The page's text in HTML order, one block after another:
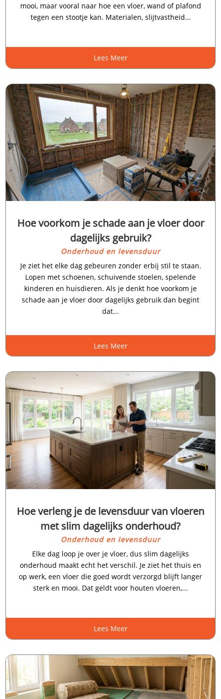
mooi, maar vooral naar hoe een vloer, wand of plafond
tegen een stootje kan.​ Materialen, slijtvastheid...
Lees Meer
Hoe voorkom je schade aan je vloer door
dagelijks gebruik?
Onderhoud en levensduur
Je ziet het elke dag gebeuren zonder erbij stil te staan.​
Lopen met schoenen, schuivende stoelen, spelende
kinderen en huisdieren.​ Als je denkt hoe voorkom je
schade aan je vloer door dagelijks gebruik dan begint
dat...
Lees Meer
Hoe verleng je de levensduur van vloeren
met slim dagelijks onderhoud?
Onderhoud en levensduur
Elke dag loop je over je vloer, dus slim dagelijks
onderhoud maakt echt het verschil.​ Je ziet het thuis en
op werk, een vloer die goed wordt verzorgd blijft langer
sterk en mooi.​ Dat geldt voor houten vloeren,...
Lees Meer